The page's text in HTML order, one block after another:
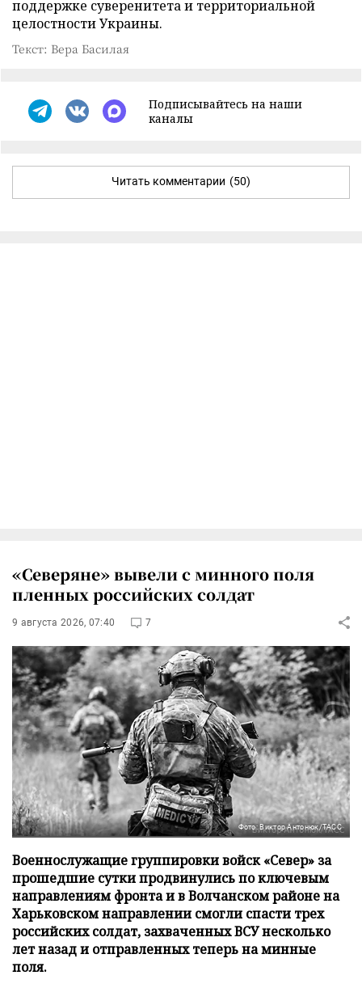
поддержке суверенитета и территориальной
целостности Украины.
Текст: Вера Басилая
Подписывайтесь на наши
каналы
Читать комментарии (50)
«Северяне» вывели с минного поля
пленных российских солдат
9 августа 2026, 07:40 7
Фото: Виктор Антонюк/ТАСС
Военнослужащие группировки войск «Север» за
прошедшие сутки продвинулись по ключевым
направлениям фронта и в Волчанском районе на
Харьковском направлении смогли спасти трех
российских солдат, захваченных ВСУ несколько
лет назад и отправленных теперь на минные
поля.